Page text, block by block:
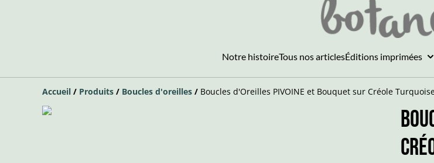
Notre histoireTous nos articlesÉditions imprimées
Accueil / Produits / Boucles d'oreilles / Boucles d'Oreilles PIVOINE et Bouquet sur Créole